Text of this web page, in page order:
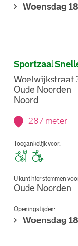
Woensdag
Sportzaal
Woelwijkstraat
Oude Noorden
Noord
287 meter
Toegankelijk voor:
U kunt hier stemmen
Oude Noorden
Openingstijden:
Woensdag